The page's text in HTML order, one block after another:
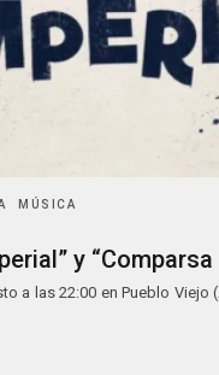
MÚSICA
y
a las 22:00 en Pueblo Viejo